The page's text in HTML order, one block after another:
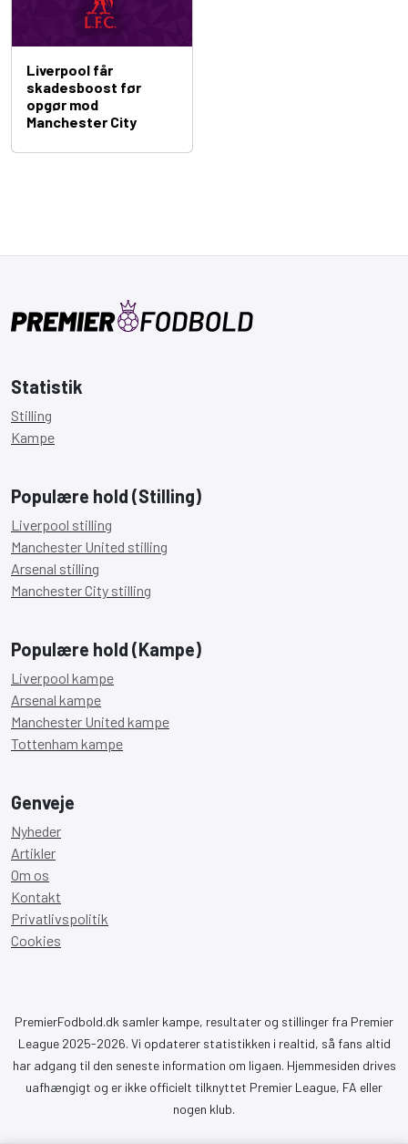
Liverpool får
skadesboost før
opgør mod
Manchester City
Statistik
Stilling
Kampe
Populære hold (Stilling)
Liverpool stilling
Manchester United stilling
Arsenal stilling
Manchester City stilling
Populære hold (Kampe)
Liverpool kampe
Arsenal kampe
Manchester United kampe
Tottenham kampe
Genveje
Nyheder
Artikler
Om os
Kontakt
Privatlivspolitik
Cookies
PremierFodbold.dk samler kampe, resultater og stillinger fra Premier
League 2025-2026. Vi opdaterer statistikken i realtid, så fans altid
har adgang til den seneste information om ligaen. Hjemmesiden drives
uafhængigt og er ikke officielt tilknyttet Premier League, FA eller
nogen klub.